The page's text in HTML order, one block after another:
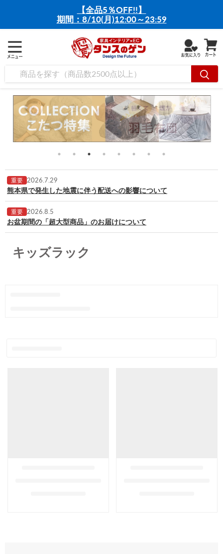
【全品5％OFF!!】
期間：8/10(月)12:00～23:59
重要 2026.7.29
熊本県で発生した地震に伴う配送への影響について
重要 2026.8.5
お盆期間の「超大型商品」のお届けについて
キッズラック